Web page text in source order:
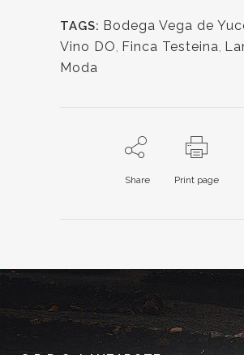
TAGS: Bodega Vega de
Vino DO, Finca Testeina,
Moda
Share Print page